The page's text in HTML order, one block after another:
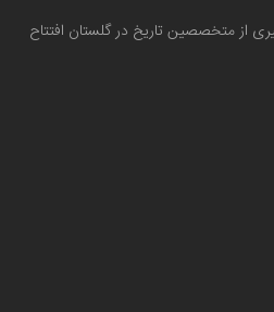
از متخصصین تاریخ در گلستان افتتاح